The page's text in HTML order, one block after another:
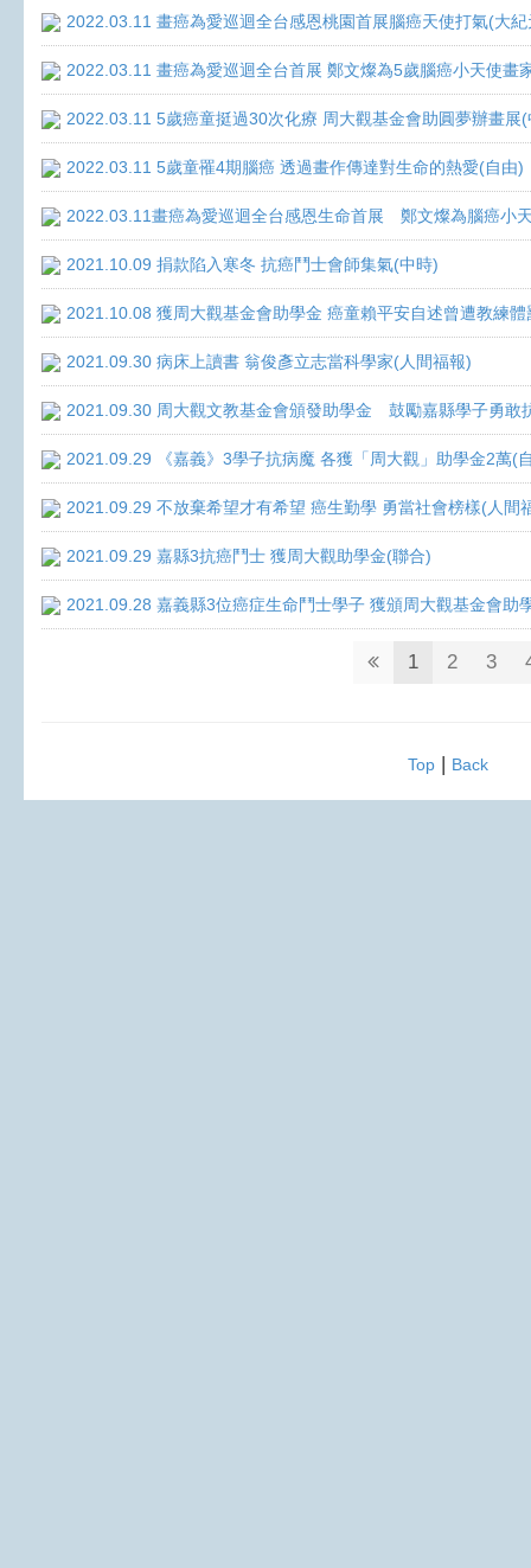
2022.03.11 畫癌為愛巡迴全台感恩桃園首展腦癌天使打氣(大紀
2022.03.11 畫癌為愛巡迴全台首展 鄭文燦為5歲腦癌小天使畫
2022.03.11 5歲癌童挺過30次化療 周大觀基金會助圓夢辦畫展
2022.03.11 5歲童罹4期腦癌 透過畫作傳達對生命的熱愛(自由)
2022.03.11畫癌為愛巡迴全台感恩生命首展 鄭文燦為腦癌小
2021.10.09 捐款陷入寒冬 抗癌鬥士會師集氣(中時)
2021.10.08 獲周大觀基金會助學金 癌童賴平安自述曾遭教練體
2021.09.30 病床上讀書 翁俊彥立志當科學家(人間福報)
2021.09.30 周大觀文教基金會頒發助學金 鼓勵嘉縣學子勇敢
2021.09.29 《嘉義》3學子抗病魔 各獲「周大觀」助學金2萬(
2021.09.29 不放棄希望才有希望 癌生勤學 勇當社會榜樣(人間
2021.09.29 嘉縣3抗癌鬥士 獲周大觀助學金(聯合)
2021.09.28 嘉義縣3位癌症生命鬥士學子 獲頒周大觀基金會助
1 2 3
Top| Back